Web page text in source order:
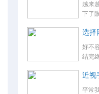
越来
下了
好不
结完
平常